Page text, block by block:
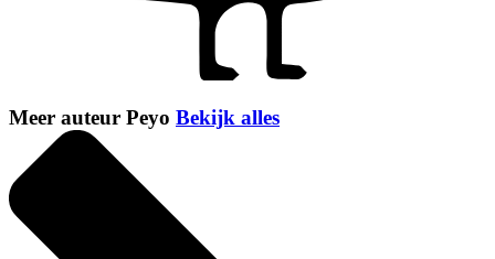
Meer auteur Peyo Bekijk alles